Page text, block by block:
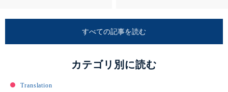
すべての記事を読む
カテゴリ別に読む
Translation